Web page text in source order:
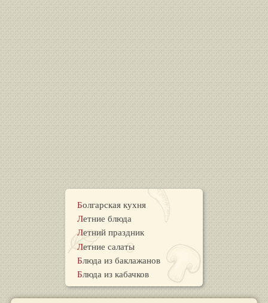
Болгарская кухня
Летние блюда
Летний праздник
Летние салаты
Блюда из баклажанов
Блюда из кабачков